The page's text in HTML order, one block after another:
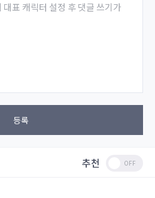
표 캐릭터 설정 후 댓글 쓰기가
등록
추천